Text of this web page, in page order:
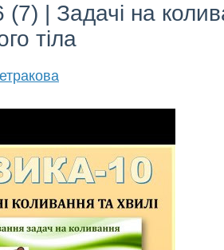
| Задачі на
тіла